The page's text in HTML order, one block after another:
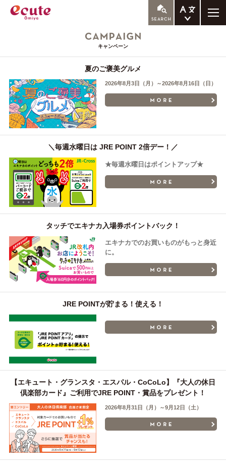
キャンペーン
夏のご褒美グルメ
2026年8月3日（月）～2026年8月16日（日）
＼毎週水曜日は JRE POINT 2倍デー！／
★毎週水曜日はポイントアップ★
タッチでエキナカ入場券ポイントバック！
エキナカでのお買いものがもっと身近
に。
JRE POINTが貯まる！使える！
【エキュート・グランスタ・エスパル・CoCoLo】『大人の休日
倶楽部カード』ご利用でJRE POINT・賞品をプレゼント！
2026年8月31日（月）～9月12日（土）